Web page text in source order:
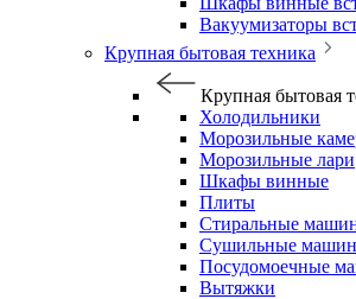
Вакуумизаторы
Крупная бытовая техника
Крупная бытовая
Холодильники
Морозильные
Морозильные лари
Шкафы винные
Плиты
Стиральные
Сушильные
Посудомоечные
Вытяжки